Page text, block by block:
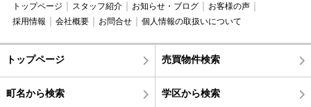
トップページ スタッフ紹介 お知らせ・ブログ
お客様の声
採用情報
会社概要 お問合せ 個人情報の取扱いについて
トップページ 売買物件検索
町名から検索 学区から検索